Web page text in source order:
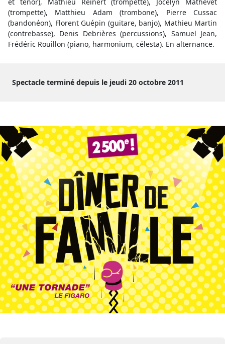
(trompette), Matthieu Adam (trombone), Pierre Cussac
(bandonéon), Florent Guépin (guitare, banjo), Mathieu Martin
(contrebasse), Denis Debrières (percussions), Samuel Jean,
Frédéric Rouillon (piano, harmonium, célesta). En alternance.
Spectacle terminé depuis le jeudi 20 octobre 2011